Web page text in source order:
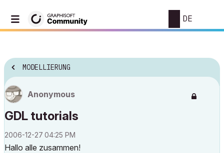
DE
MODELLIERUNG
Anonymous
GDL tutorials
‎2006-12-27 04:25 PM
Hallo alle zusammen!